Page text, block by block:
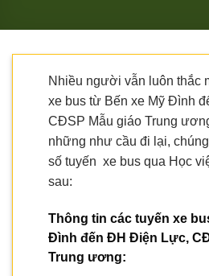
Nhiều người vẫn luôn thắc
xe bus từ Bến xe Mỹ Đình
CĐSP Mẫu giáo Trung
những như cầu đi lại,
số tuyến xe bus qua Học
sau:
Thông tin các tuyến xe
Đình đến ĐH Điện Lực,
Trung ương: